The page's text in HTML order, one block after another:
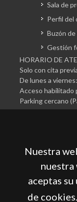
Sala de
Perfil
Buzón
Gestión
HORARIO DE
Solo con cita
De lunes a
Acceso habilitado
Parking cercano
Cámara
Nuestra
nuestra
aceptas
de cookies.